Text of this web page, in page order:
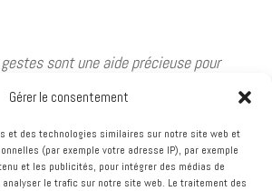
Gérer le consentement
et des technologies similaires sur notre site web et
(par exemple votre adresse IP), par exemple
et les publicités, pour intégrer des médias de
le trafic sur notre site web. Le traitement des
sont une aide précieuse pour
notre corps participe ainsi à cette
mémoire. Je peux témoigner
personne, corps, esprit et coeur.
de guérison.